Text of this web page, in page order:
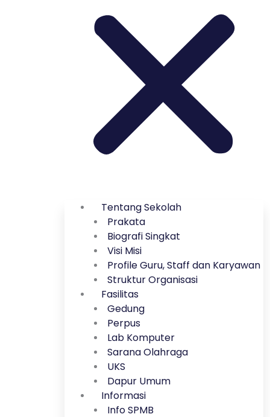
Tentang Sekolah
Prakata
Biografi Singkat
Visi Misi
Profile Guru, Staff dan Karyawan
Struktur Organisasi
Fasilitas
Gedung
Perpus
Lab Komputer
Sarana Olahraga
UKS
Dapur Umum
Informasi
Info SPMB